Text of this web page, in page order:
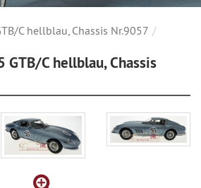
C hellblau, Chassis Nr.9057
GTB/C hellblau, Chassis